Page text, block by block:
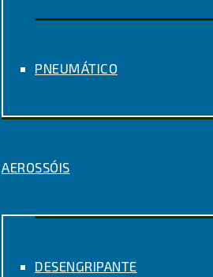
PNEUMÁTICO
AEROSSÓIS
DESENGRIPANTE